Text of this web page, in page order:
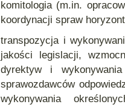
komitologia (m.in.
koordynacji spraw
transpozycja i
jakości legislacji,
dyrektyw i
sprawozdawców
wykonywania